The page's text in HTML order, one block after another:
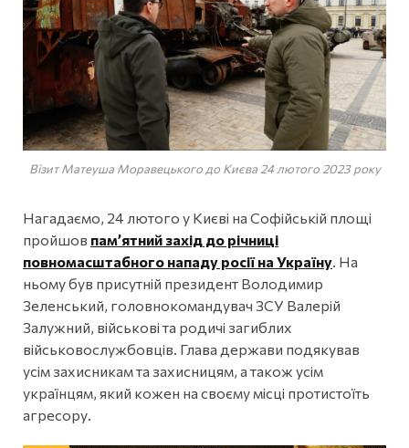
Візит Матеуша Моравецького до Києва 24 лютого 2023 року
Нагадаємо, 24 лютого у Києві на Софійській площі
пройшов пам’ятний захід до річниці
повномасштабного нападу росії на Україну. На
ньому був присутній президент Володимир
Зеленський, головнокомандувач ЗСУ Валерій
Залужний, військові та родичі загиблих
військовослужбовців. Глава держави подякував
усім захисникам та захисницям, а також усім
українцям, який кожен на своєму місці протистоїть
агресору.